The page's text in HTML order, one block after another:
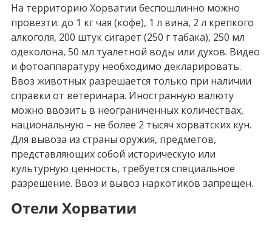
На территорию Хорватии беспошлинно можно
провезти: до 1 кг чая (кофе), 1 л вина, 2 л крепкого
алкоголя, 200 штук сигарет (250 г табака), 250 мл
одеколона, 50 мл туалетной воды или духов. Видео
и фотоаппаратуру необходимо декларировать.
Ввоз животных разрешается только при наличии
справки от ветеринара. Иностранную валюту
можно ввозить в неограниченных количествах,
национальную – не более 2 тысяч хорватских кун.
Для вывоза из страны оружия, предметов,
представляющих собой историческую или
культурную ценность, требуется специальное
разрешение. Ввоз и вывоз наркотиков запрещен.
Отели Хорватии